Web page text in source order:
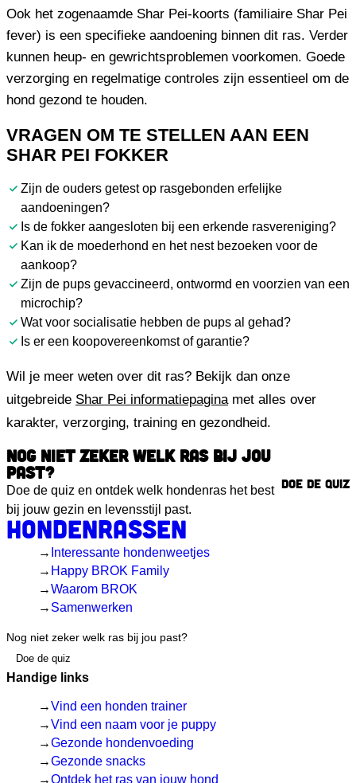
Ook het zogenaamde Shar Pei-koorts (familiaire Shar Pei
fever) is een specifieke aandoening binnen dit ras. Verder
kunnen heup- en gewrichtsproblemen voorkomen. Goede
verzorging en regelmatige controles zijn essentieel om de
hond gezond te houden.
VRAGEN OM TE STELLEN AAN EEN
SHAR PEI FOKKER
Zijn de ouders getest op rasgebonden erfelijke
aandoeningen?
Is de fokker aangesloten bij een erkende rasvereniging?
Kan ik de moederhond en het nest bezoeken voor de
aankoop?
Zijn de pups gevaccineerd, ontwormd en voorzien van een
microchip?
Wat voor socialisatie hebben de pups al gehad?
Is er een koopovereenkomst of garantie?
Wil je meer weten over dit ras? Bekijk dan onze
uitgebreide Shar Pei informatiepaginamet alles over
karakter, verzorging, training en gezondheid.
NOG NIET ZEKER WELK RAS BIJ JOU
PAST?
Doe de quiz en ontdek welk hondenras het best
bij jouw gezin en levensstijl past.
Doe de quiz
Hondenrassen
Interessante hondenweetjes
Happy BROK Family
Waarom BROK
Samenwerken
Nog niet zeker welk ras bij jou past?
Doe de quiz
Handige links
Vind een honden trainer
Vind een naam voor je puppy
Gezonde hondenvoeding
Gezonde snacks
Ontdek het ras van jouw hond